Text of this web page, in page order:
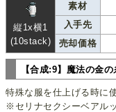
縦1x横1
(10stack)
素材
入手先
売却価格
【合成:9】魔法の金
特殊な服を仕上げる時に
※セリナセクシーベアル